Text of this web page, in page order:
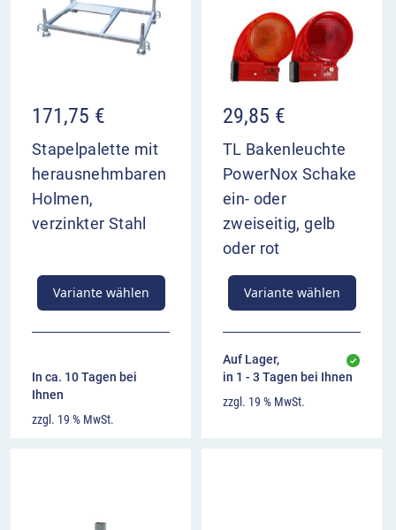
171,75 €
Stapelpalette mit
herausnehmbaren
Holmen,
verzinkter Stahl
Variante wählen
In ca. 10 Tagen bei
Ihnen
zzgl. 19 % MwSt.
29,85 €
TL Bakenleuchte
PowerNox Schake
ein- oder
zweiseitig, gelb
oder rot
Variante wählen
Auf Lager,
in 1 - 3 Tagen bei Ihnen
zzgl. 19 % MwSt.